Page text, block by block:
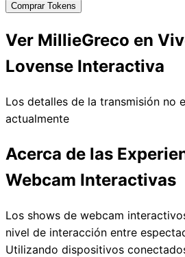
Comprar Tokens
Ver MillieGreco en
Lovense Interactiva
Los detalles de la transmisión no
actualmente
Acerca de las
Webcam Interactivas
Los shows de webcam
nivel de interacción entre
Utilizando dispositivos